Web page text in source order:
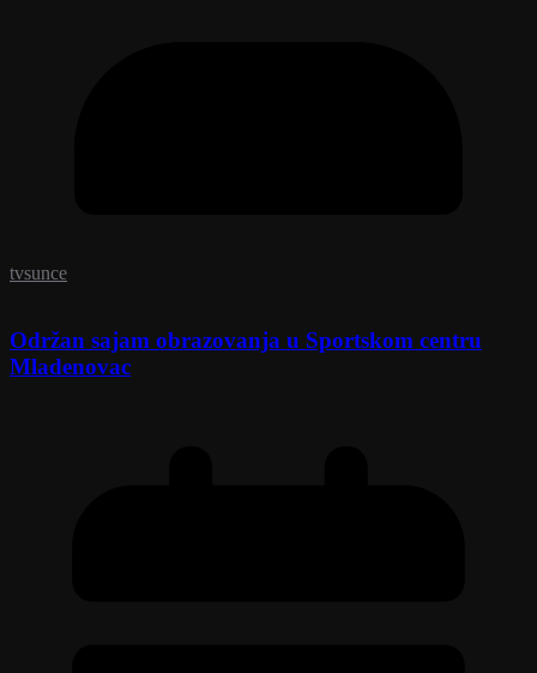
tvsunce
Održan sajam obrazovanja u Sportskom centru
Mladenovac